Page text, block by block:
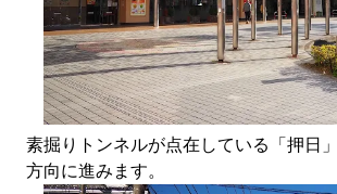
素掘りトンネルが点在している「押日
方向に進みます。